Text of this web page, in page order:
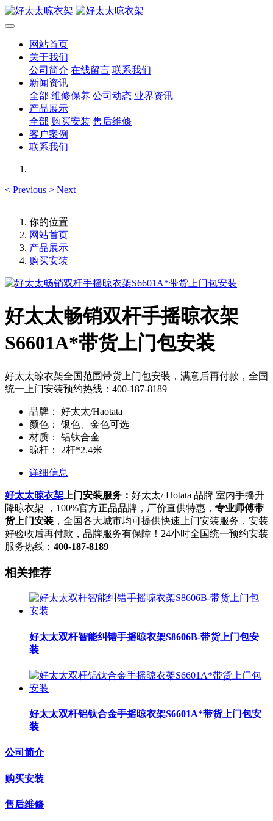
网站首页
关于我们
公司简介 在线留言 联系我们
新闻资讯
全部 维修保养 公司动态 业界资讯
产品展示
全部 购买安装 售后维修
客户案例
联系我们
< Previous > Next
你的位置
网站首页
产品展示
购买安装
好太太畅销双杆手摇晾衣架
S6601A*带货上门包安装
好太太晾衣架全国范围带货上门包安装，满意后再付款，全国
统一上门安装预约热线：400-187-8189
品牌：
好太太/Haotata
颜色：
银色、金色可选
材质：
铝钛合金
晾杆：
2杆*2.4米
详细信息
好太太晾衣架 上门安装服务： 好太太/ Hotata 品牌 室内手摇升
降晾衣架 ，100%官方正品品牌，厂价直供特惠， 专业师傅带
货上门安装 ，全国各大城市均可提供快速上门安装服务，安装
好验收后再付款，品牌服务有保障！24小时全国统一预约安装
服务热线： 400-187-8189
相关推荐
好太太双杆智能纠错手摇晾衣架S8606B-带货上门包安
装
好太太双杆铝钛合金手摇晾衣架S6601A*带货上门包安
装
公司简介
购买安装
售后维修